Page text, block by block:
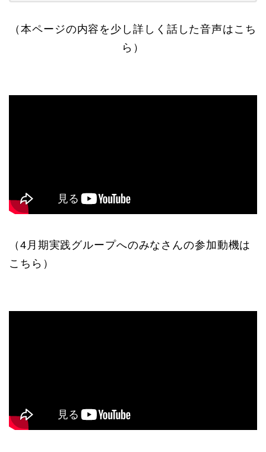
（本ページの内容を少し詳しく話した音声はこち
ら）
（4月期実践グループへのみなさんの参加動機は
こちら）